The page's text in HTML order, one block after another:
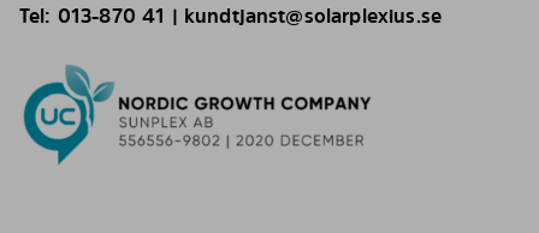
Tel: 013-870 41 | kundtjanst@solarplexius.se